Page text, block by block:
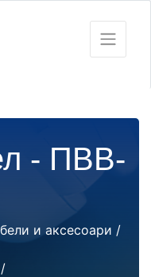
- ПВВ-
и аксесоари /
/